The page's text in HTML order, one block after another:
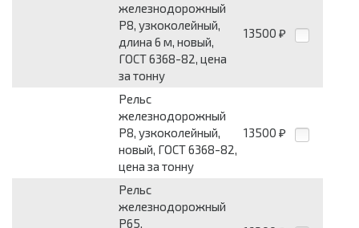
железнодорожный
Р8, узкоколейный,
длина 6 м, новый,
ГОСТ 6368-82, цена
за тонну
13500 ₽
Рельс
железнодорожный
Р8, узкоколейный,
новый, ГОСТ 6368-82,
цена за тонну
13500 ₽
Рельс
железнодорожный
Р65,